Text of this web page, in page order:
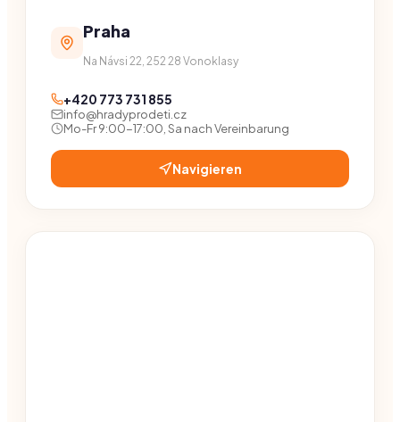
Praha
Na Návsi 22, 252 28 Vonoklasy
+420 773 731 855
info@hradyprodeti.cz
Mo-Fr 9:00-17:00, Sa nach Vereinbarung
Navigieren